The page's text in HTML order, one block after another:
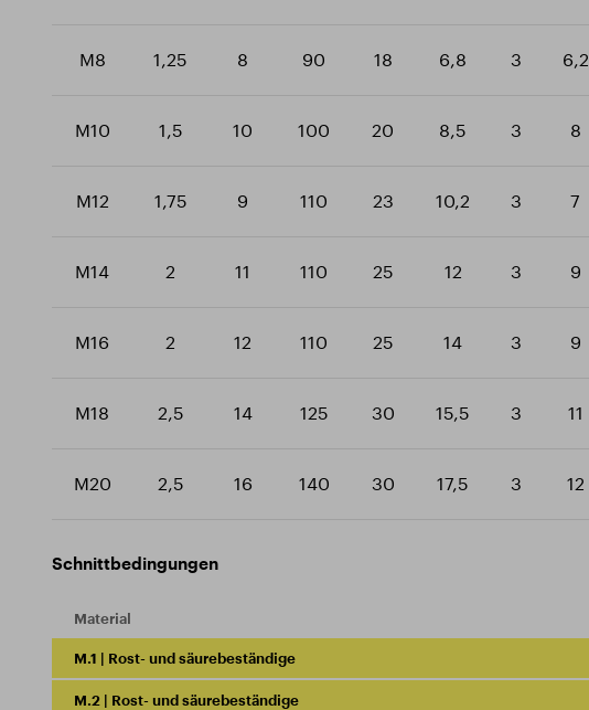
M8 1,25 8 90 18 6,8 3 6,2
M10 1,5 10 100 20 8,5 3 8
M12 1,75 9 110 23 10,2 3 7
M14 2 11 110 25 12 3 9
M16 2 12 110 25 14 3 9
M18 2,5 14 125 30 15,5 3 11
M20 2,5 16 140 30 17,5 3 12
Schnittbedingungen
Material
M.1 | Rost- und säurebeständige
M.2 | Rost- und säurebeständige